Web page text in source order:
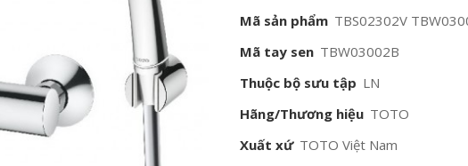
Mã sản phẩm TBS02302V
Mã tay sen TBW03002B
Thuộc bộ sưu tập LN
Hãng/Thương hiệu TOTO
Xuất xứ TOTO Việt Nam